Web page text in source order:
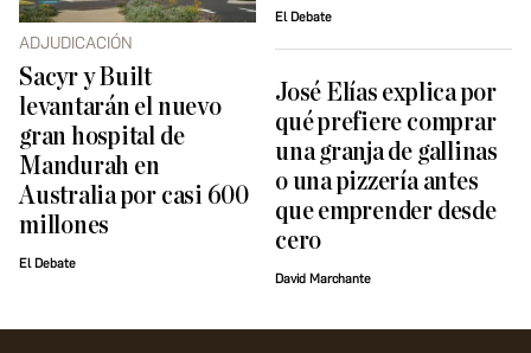
ADJUDICACIÓN
Sacyr y Built
levantarán el nuevo
gran hospital de
Mandurah en
Australia por casi 600
millones
El Debate
El Debate
José Elías explica por
qué prefiere comprar
una granja de gallinas
o una pizzería antes
que emprender desde
cero
David Marchante